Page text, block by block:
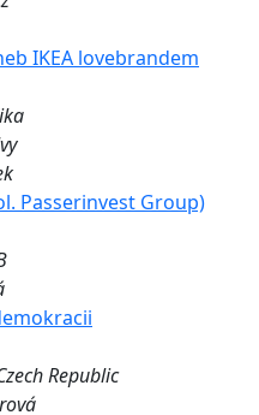
IKEA lovebrandem
Passerinvest Group)
Republic